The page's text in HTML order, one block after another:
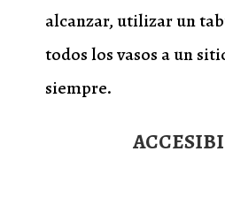
alcanzar, utilizar un
todos los vasos a un
siempre.